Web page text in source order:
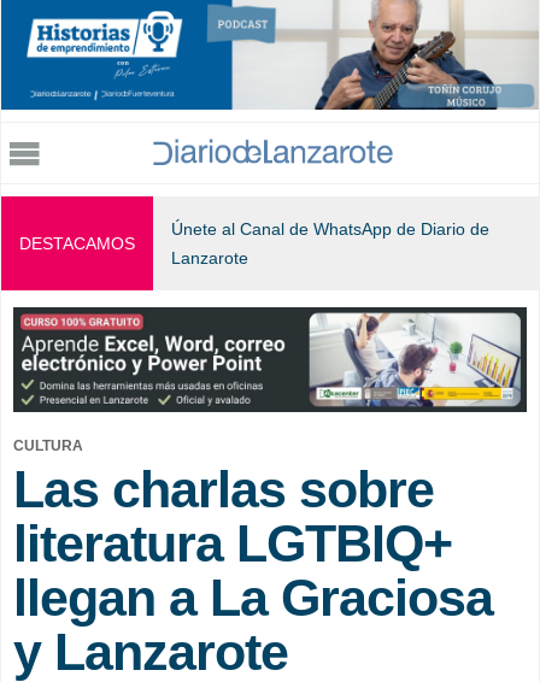
Jump to navigation
DESTACAMOS
Únete al Canal de WhatsApp de Diario de
Lanzarote
CULTURA
Las charlas sobre
literatura LGTBIQ+
llegan a La Graciosa
y Lanzarote